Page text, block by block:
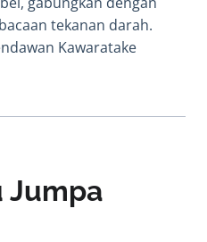
tekanan darah.
Kawaratake
Jumpa